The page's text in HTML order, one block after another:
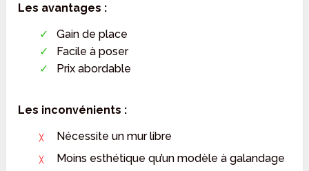
Les avantages :
Gain de place
Facile à poser
Prix abordable
Les inconvénients :
Nécessite un mur libre
Moins esthétique qu’un modèle à galandage